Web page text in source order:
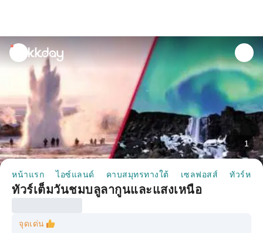
unread
notifications
1
หน้าแรก ไอซ์แลนด์ คาบสมุทรทางใต้ เซลฟอสส์ ทัวร์หนึ่
ทัวร์เต็มวันชมบลูลากูนและแสงเหนือ
จุดเด่น